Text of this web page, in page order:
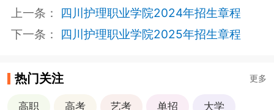
上一条： 四川护理职业学院2024年招生章程
下一条： 四川护理职业学院2025年招生章程
热门关注 更多
高职 高考 艺考 单招 大学